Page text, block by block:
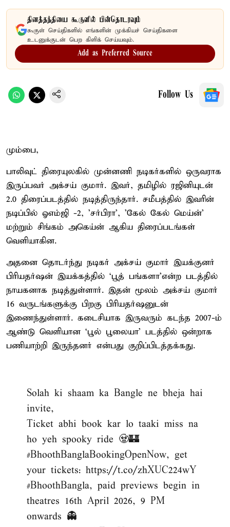
தினத்தந்தியை கூகுளில் பின்தொடரவும்
கூகுள் செய்திகளில் எங்களின் முக்கியச் செய்திகளை
உடனுக்குடன் பெற கிளிக் செய்யவும்.
Add as Preferred Source
Follow Us
மும்பை,
பாலிவுட் திரையுலகில் முன்னணி நடிகர்களில் ஒருவராக
இருப்பவர் அக்சய் குமார். இவர், தமிழில் ரஜினியுடன்
2.0 திரைப்படத்தில் நடித்திருந்தார். சமீபத்தில் இவரின்
நடிப்பில் ஓஎம்ஜி -2, 'சர்பிரா', 'கேல் கேல் மெய்ன்'
மற்றும் சிங்கம் அகெய்ன் ஆகிய திரைப்படங்கள்
வெளியாகின.
அதனை தொடர்ந்து நடிகர் அக்சய் குமார் இயக்குனர்
பிரியதர்ஷன் இயக்கத்தில் ‘பூத் பங்களா’என்ற படத்தில்
நாயகனாக நடித்துள்ளார். இதன் மூலம் அக்சய் குமார்
16 வருடங்களுக்கு பிறகு பிரியதர்ஷனுடன்
இணைந்துள்ளார். கடைசியாக இருவரும் கடந்த 2007-ம்
ஆண்டு வெளியான ‘பூல் பூலையா’ படத்தில் ஒன்றாக
பணியாற்றி இருந்தனர் என்பது குறிப்பிடத்தக்கது.
Solah ki shaam ka Bangle ne bheja hai
invite,
Ticket abhi book kar lo taaki miss na
ho yeh spooky ride 🧟🏰
#BhoothBanglaBookingOpenNow, get
your tickets: https://t.co/zhXUC224wY
#BhoothBangla, paid previews begin in
theatres 16th April 2026, 9 PM
onwards 👻